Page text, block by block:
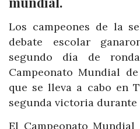
Los campeones de la
debate escolar
segundo día de
Campeonato Mundial
que se lleva a cabo en
segunda victoria durante
El Campeonato